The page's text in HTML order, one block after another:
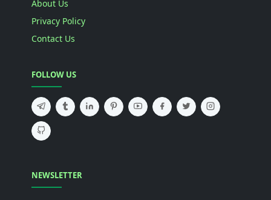
About Us
Privacy Policy
Contact Us
FOLLOW US
NEWSLETTER